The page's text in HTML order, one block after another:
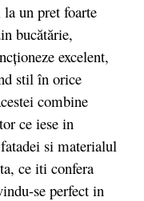
un pret foarte
bucătărie,
excelent,
stil în orice
combine
ce iese in
si materialul
ce iti confera
se perfect in